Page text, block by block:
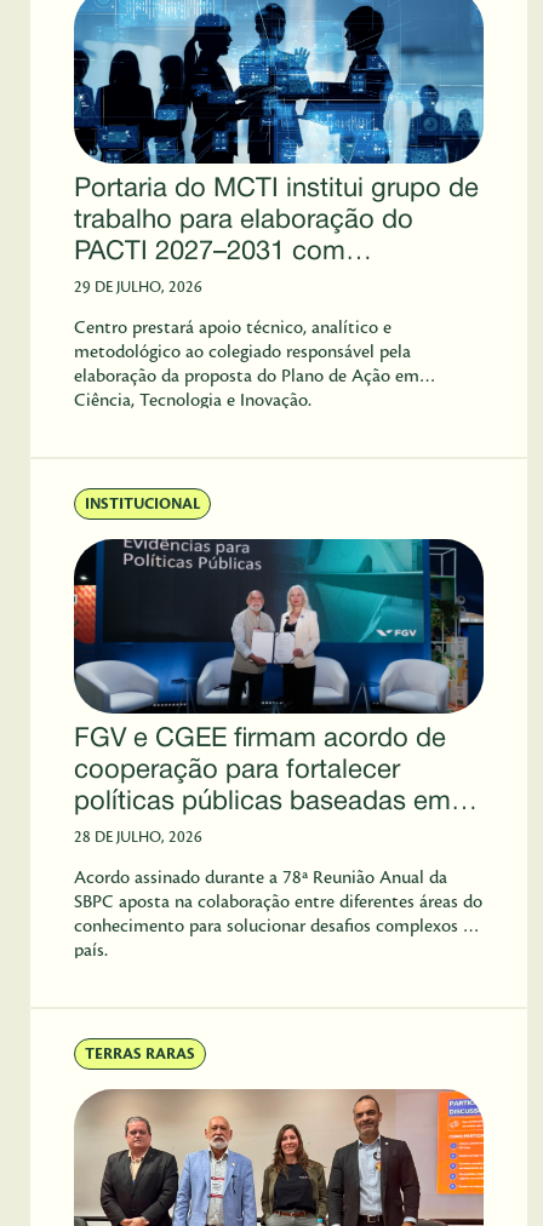
Portaria do MCTI institui grupo de
trabalho para elaboração do
PACTI 2027–2031 com
participação do CGEE
29 DE JULHO, 2026
Centro prestará apoio técnico, analítico e
metodológico ao colegiado responsável pela
elaboração da proposta do Plano de Ação em
Ciência, Tecnologia e Inovação.
INSTITUCIONAL
FGV e CGEE firmam acordo de
cooperação para fortalecer
políticas públicas baseadas em
evidências
28 DE JULHO, 2026
Acordo assinado durante a 78ª Reunião Anual da
SBPC aposta na colaboração entre diferentes áreas do
conhecimento para solucionar desafios complexos do
país.
TERRAS RARAS